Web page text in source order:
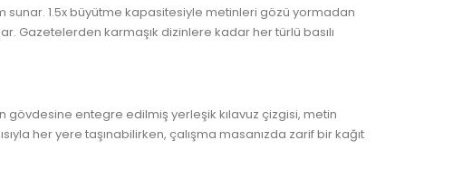
sunar. 1.5x büyütme kapasitesiyle metinleri gözü yormadan
Gazetelerden karmaşık dizinlere kadar her türlü basılı
entegre edilmiş yerleşik kılavuz çizgisi, metin
her yere taşınabilirken, çalışma masanızda zarif bir kağıt